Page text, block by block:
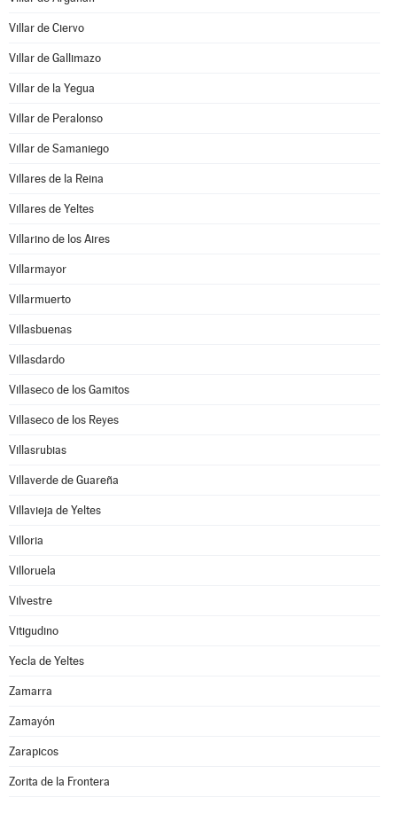
Villar de Ciervo
Villar de Gallimazo
Villar de la Yegua
Villar de Peralonso
Villar de Samaniego
Villares de la Reina
Villares de Yeltes
Villarino de los Aires
Villarmayor
Villarmuerto
Villasbuenas
Villasdardo
Villaseco de los Gamitos
Villaseco de los Reyes
Villasrubias
Villaverde de Guareña
Villavieja de Yeltes
Villoria
Villoruela
Vilvestre
Vitigudino
Yecla de Yeltes
Zamarra
Zamayón
Zarapicos
Zorita de la Frontera